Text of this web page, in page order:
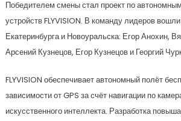
Победителем смены стал проект по
устройств FLYVISION. В команду лидеров
Екатеринбурга и Новоуральска: Егор Анохин,
Арсений Кузнецов, Егор Кузнецов и Георгий
FLYVISION обеспечивает автономный полёт
зависимости от GPS за счёт навигации по
искусственного интеллекта. Разработка